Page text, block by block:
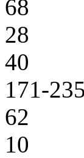
68
28
40
171-235
62
10